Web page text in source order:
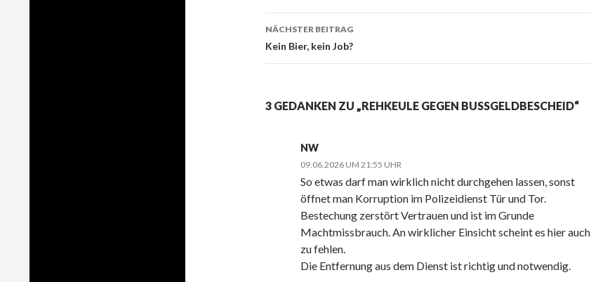
Navigation
NÄCHSTER BEITRAG
Kein Bier, kein Job?
3 GEDANKEN ZU „REHKEULE GEGEN BUSSGELDBESCHEID“
NW
09.06.2026 UM 21:55 UHR
So etwas darf man wirklich nicht durchgehen lassen, sonst
öffnet man Korruption im Polizeidienst Tür und Tor.
Bestechung zerstört Vertrauen und ist im Grunde
Machtmissbrauch. An wirklicher Einsicht scheint es hier auch
zu fehlen.
Die Entfernung aus dem Dienst ist richtig und notwendig.